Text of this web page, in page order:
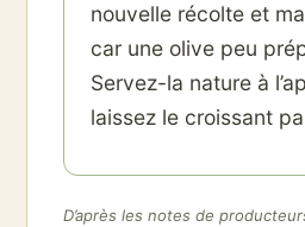
nouvelle récolte et
car une olive peu
Servez-la nature à
laissez le croissant
D’après les notes de